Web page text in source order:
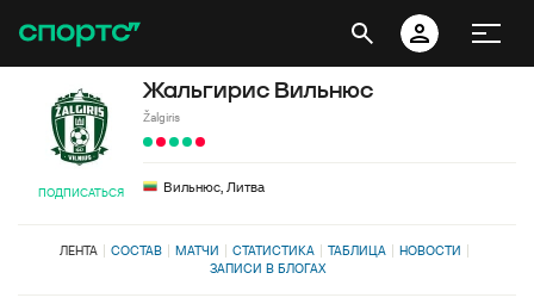
ПОДПИСАТЬСЯ
Жальгирис Вильнюс
Žalgiris
Вильнюс, Литва
ЛЕНТА СОСТАВ МАТЧИ СТАТИСТИКА ТАБЛИЦА
НОВОСТИ
ЗАПИСИ В БЛОГАХ